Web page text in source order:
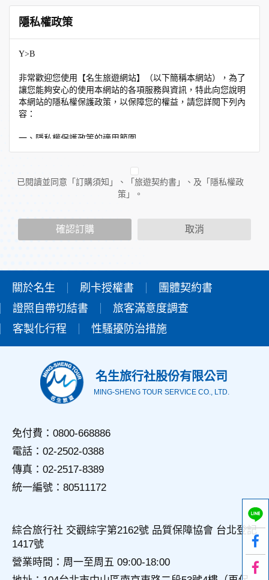
隱私權政策
Y>B
非常歡迎您使用【名生旅遊網站】（以下簡稱本網站），為了
讓您能夠安心的使用本網站的各項服務與資訊，特此向您說明
本網站的隱私權保護政策，以保障您的權益，請您詳閱下列內
容：
一、隱私權保護政策的適用範圍
隱私權保護政策內容，包括本網站如何處理在您使用網站服務
外的相關連結網站，也不適用於非本網站所委託或參與管理的
人員。
當您造訪本網站或使用本網站所提供之功能服務時，我們將視
該服務功能性質，請您提供必要的個人資料，並在該特定目的
本網站在您使用服務信箱、問卷調查等互動性功能時，會保留
您所提供的姓名、電子郵件地址、聯絡方式及使用時間等。
於一般瀏覽時，伺服器會自行記錄相關行徑，包括您使用連線
設備的IP位址、使用時間、使用的瀏覽器、瀏覽及點選資料記
用，決不對外公佈。
外，我們會視需要公佈統計數據及說明文字，但不涉及特定個
人之資料。
三、資料之保護
備及必要的安全防護措施，加以保護網站及您的個人資料採用
嚴格的保護措施，只由經過授權的人員才能接觸您的個人資
料，相關處理人員皆簽有保密合約，如有違反保密義務者，將
會受到相關的法律處分。
如因業務需要有必要委託其他單位提供服務時，本網站亦會嚴
格要求其遵守保密義務，並且採取必要檢查程序以確定其將確
四、網站對外的相關連結
本網站的網頁提供其他網站的網路連結，您也可經由本網站所
提供的連結，點選進入其他網站。但該連結網站不適用本網站
的隱私權保護政策，您必須參考該連結網站中的隱私權保護政
已閱讀並同意「訂購須知」、「旅遊契約書」、及「隱私權政
策」。
確認訂購 取消
關於名生 刷卡授權書
團體契約書
證照自帶切結書
旅客滿意度調查
客製化行程
性騷擾防治措施
名生旅行社股份有限公司
MING-SHENG TOUR SERVICE CO., LTD.
免付費：0800-668886
電話：02-2502-0388
傳真：02-2517-8389
統一編號：80511172
綜合旅行社 交觀綜字第2162號 品質保障協會 台北登記
1417號
營業時間：周一至周五 09:00-18:00